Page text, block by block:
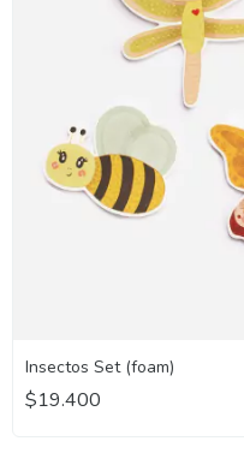
Insectos Set (foam)
$19.400